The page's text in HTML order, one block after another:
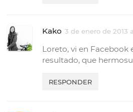
Kako 3 de enero de 2013
Loreto, vi en Facebook
resultado, que
RESPONDER